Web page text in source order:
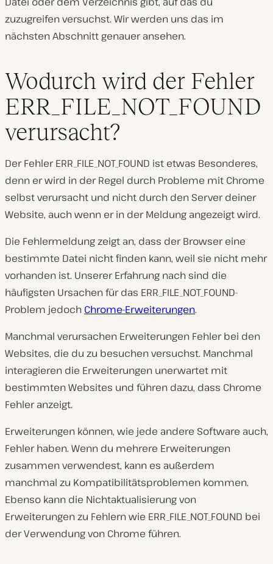
zuzugreifen versuchst. Wir werden uns das im
nächsten Abschnitt genauer ansehen.
Wodurch wird der Fehler
ERR_FILE_NOT_FOUND
verursacht?
Der Fehler ERR_FILE_NOT_FOUND ist etwas Besonderes,
denn er wird in der Regel durch Probleme mit Chrome
selbst verursacht und nicht durch den Server deiner
Website, auch wenn er in der Meldung angezeigt wird.
Die Fehlermeldung zeigt an, dass der Browser eine
bestimmte Datei nicht finden kann, weil sie nicht mehr
vorhanden ist. Unserer Erfahrung nach sind die
häufigsten Ursachen für das ERR_FILE_NOT_FOUND-
Problem jedoch Chrome-Erweiterungen.
Manchmal verursachen Erweiterungen Fehler bei den
Websites, die du zu besuchen versuchst. Manchmal
interagieren die Erweiterungen unerwartet mit
bestimmten Websites und führen dazu, dass Chrome
Fehler anzeigt.
Erweiterungen können, wie jede andere Software auch,
Fehler haben. Wenn du mehrere Erweiterungen
zusammen verwendest, kann es außerdem
manchmal zu Kompatibilitätsproblemen kommen.
Ebenso kann die Nichtaktualisierung von
Erweiterungen zu Fehlern wie ERR_FILE_NOT_FOUND bei
der Verwendung von Chrome führen.